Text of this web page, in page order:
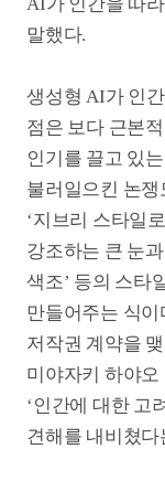
법적인 문제 외에도
사람은 자신과 지나
불쾌감을 느끼게 되
몰입하도록 해야 하
중대한 결점 요소가
바로 생기기 때문에
있다”면서 “실제와
심리적 거부감은 더